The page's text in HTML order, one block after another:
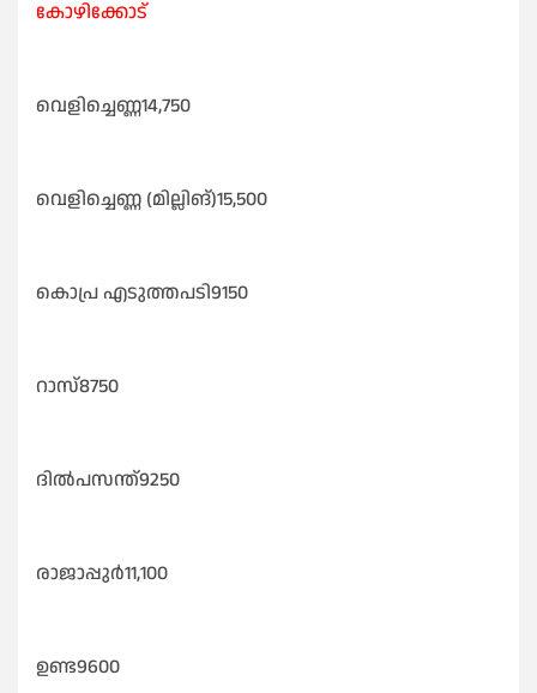
കോഴിക്കോട്
വെളിച്ചെണ്ണ14,750
വെളിച്ചെണ്ണ (മില്ലിങ്)15,500
കൊപ്ര എടുത്തപടി9150
റാസ്8750
ദിൽപസന്ത്‌9250
രാജാപ്പുർ11,100
ഉണ്ട9600